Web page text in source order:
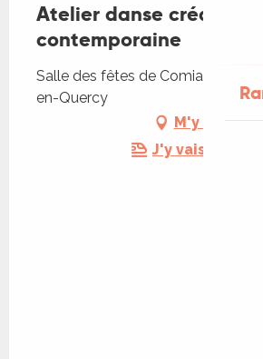
Atelier danse créative
contemporaine
Salle des fêtes de Comiac, 46190
en-Quercy
M'y rendre
J'y vais en train